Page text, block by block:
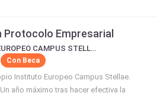
Protocolo Empresarial
INSTITUTO EUROPEO CAMPUS STELLAE
Con Beca
Instituto Europeo Campus Stellae.
año máximo tras hacer efectiva la